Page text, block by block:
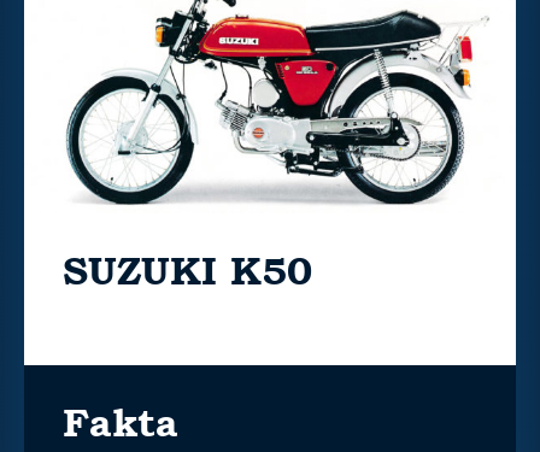
SUZUKI K50
Fakta